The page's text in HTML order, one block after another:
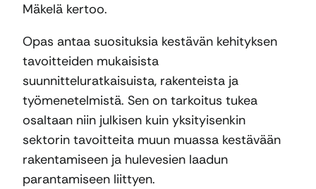
Mäkelä kertoo.
Opas antaa suosituksia kestävän kehityksen
tavoitteiden mukaisista
suunnitteluratkaisuista, rakenteista ja
työmenetelmistä. Sen on tarkoitus tukea
osaltaan niin julkisen kuin yksityisenkin
sektorin tavoitteita muun muassa kestävään
rakentamiseen ja hulevesien laadun
parantamiseen liittyen.